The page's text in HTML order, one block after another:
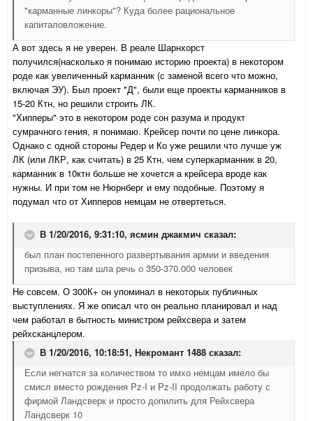
"карманные линкоры"? Куда более рациональное
капиталовложение.
А вот здесь я не уверен. В реале Шарнхорст
получился(насколько я понимаю историю проекта) в некотором
роде как увеличенный карманник (с заменой всего что можно,
включая ЭУ). Был проект "Д", были еще проекты карманников в
15-20 Ктн, но решили строить ЛК.
"Хипперы" это в некотором роде сон разума и продукт
сумрачного гения, я понимаю. Крейсер почти по цене линкора.
Однако с одной стороны Редер и Ко уже решили что лучше уж
ЛК (или ЛКР, как считать) в 25 Ктн, чем суперкарманник в 20,
карманник в 10ктн больше не хочется а крейсера вроде как
нужны. И при том не Нюрнберг и ему подобные. Поэтому я
подумал что от Хипперов немцам не отвертеться.
В 1/20/2016, 9:31:10, ясмин джакмич сказал:
был план постепенного развертывания армии и введения
призыва, но там шла речь о 350-370.000 человек
Не совсем. О 300К+ он упоминал в некоторых публичных
выступлениях. Я же описал что он реально планировал и над
чем работал в бытность министром рейхсвера и затем
рейхсканцлером.
В 1/20/2016, 10:18:51, Некромант 1488 сказал:
Если негнатся за количеством то имхо немцам имело бы
смисл вместо рождения Pz-I и Pz-II продолжать работу с
фирмой Ландсверк и просто допилить для Рейхсвера
Ландсверк 10